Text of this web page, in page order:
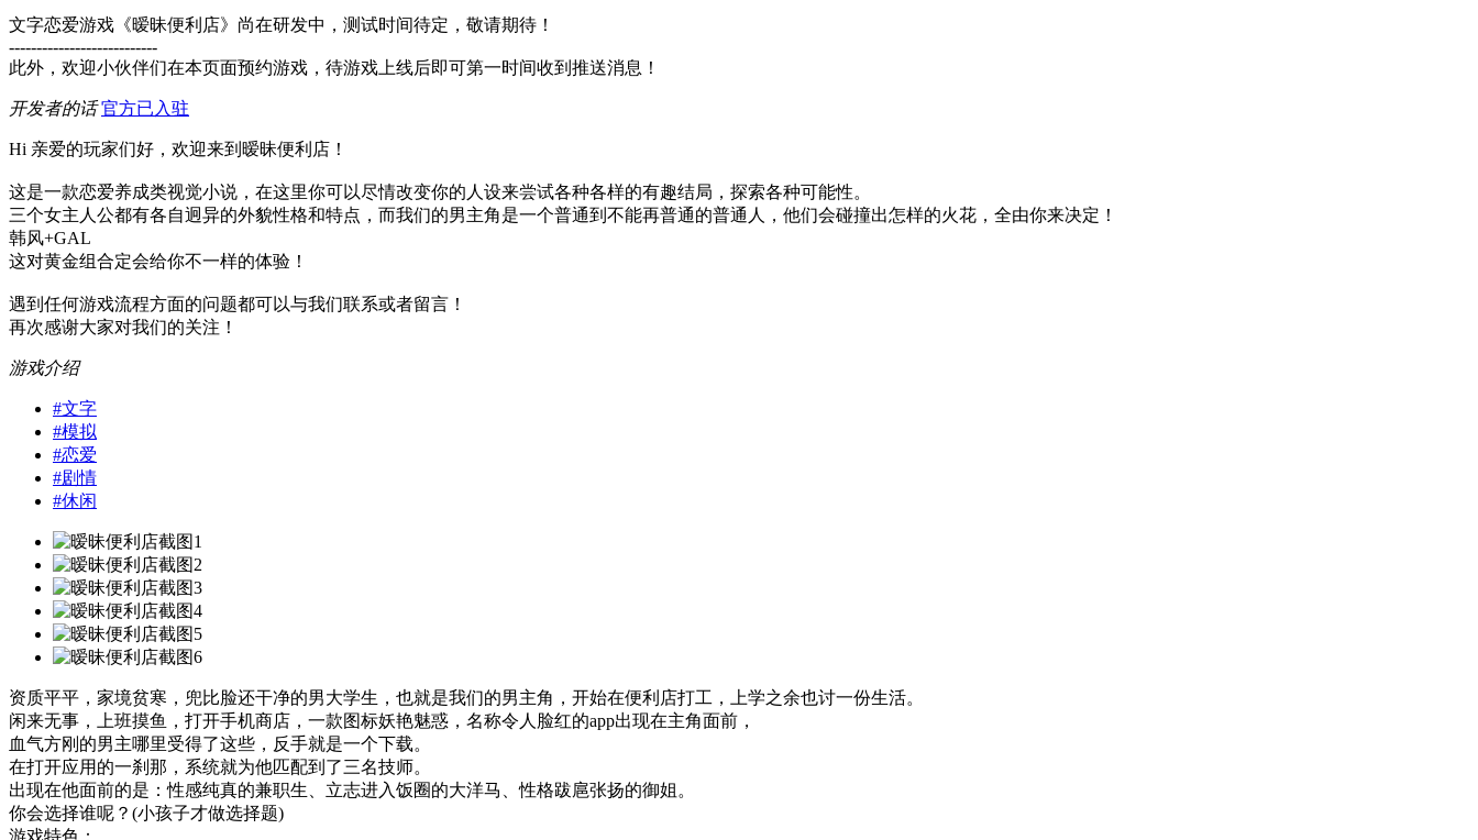
文字恋爱游戏《暧昧便利店》尚在研发中，测试时间待定，敬请期待！
---------------------------
此外，欢迎小伙伴们在本页面预约游戏，待游戏上线后即可第一时间收到推送消息！
开发者的话 官方已入驻
Hi 亲爱的玩家们好，欢迎来到暧昧便利店！
这是一款恋爱养成类视觉小说，在这里你可以尽情改变你的人设来尝试各种各样的有趣结局，探索各种可能性。
三个女主人公都有各自迥异的外貌性格和特点，而我们的男主角是一个普通到不能再普通的普通人，他们会碰撞出怎样的火花，全由你来决定！
韩风+GAL
这对黄金组合定会给你不一样的体验！
遇到任何游戏流程方面的问题都可以与我们联系或者留言！
再次感谢大家对我们的关注！
游戏介绍
#文字
#模拟
#恋爱
#剧情
#休闲
资质平平，家境贫寒，兜比脸还干净的男大学生，也就是我们的男主角，开始在便利店打工，上学之余也讨一份生活。
闲来无事，上班摸鱼，打开手机商店，一款图标妖艳魅惑，名称令人脸红的app出现在主角面前，
血气方刚的男主哪里受得了这些，反手就是一个下载。
在打开应用的一刹那，系统就为他匹配到了三名技师。
出现在他面前的是：性感纯真的兼职生、立志进入饭圈的大洋马、性格跋扈张扬的御姐。
你会选择谁呢？(小孩子才做选择题)
游戏特色：